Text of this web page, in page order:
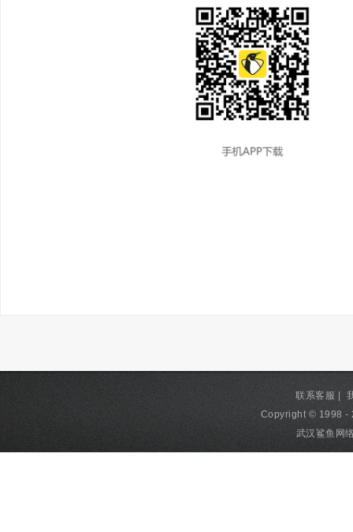
联系客服
Copyright © 1998 -
武汉鲨鱼网